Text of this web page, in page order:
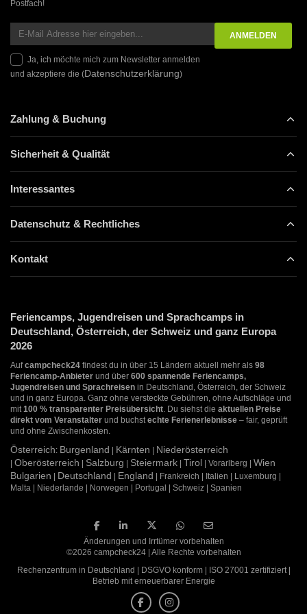
Postfach!
Ja, ich möchte mich zum Newsletter anmelden
und akzeptiere die (Datenschutzerklärung)
Zahlung & Buchung
Sicherheit & Qualität
Interessantes
Datenschutz & Rechtliches
Kontakt
Feriencamps, Jugendreisen und Sprachcamps in
Deutschland, Österreich, der Schweiz und ganz Europa
2026
Aufcampcheck24 findest du in über 15 Ländern aktuell mehr als 98
Feriencamp-Anbieter und über 600 spannende Feriencamps,
Jugendreisen und Sprachreisen in Deutschland, Österreich, der Schweiz
und in ganz Europa. Ganz ohne versteckte Gebühren, ohne Aufschläge und
mit100 % transparenter Preisübersicht. Du siehst die aktuellen Preise
direkt vom Veranstalter und buchstechte Ferienerlebnisse – fair, geprüft
und ohne Zwischenkosten.
Österreich: Burgenland Kärnten Niederösterreich
Oberösterreich Salzburg Steiermark Tirol | Vorarlberg | Wien
Bulgarien
Deutschland England | Frankreich | Italien | Luxemburg |
Malta | Niederlande | Norwegen | Portugal | Schweiz | Spanien
Änderungen und Irrtümer vorbehalten
©2026 campcheck24 | Alle Rechte vorbehalten
Rechenzentrum in Deutschland | DSGVO konform | ISO 27001 zertifiziert |
Betrieb mit erneuerbarer Energie